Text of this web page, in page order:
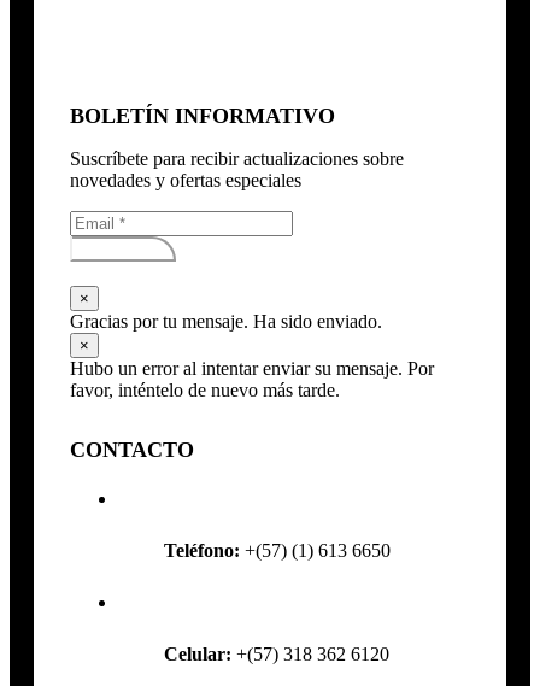
BOLETÍN INFORMATIVO
Suscríbete para recibir actualizaciones sobre
novedades y ofertas especiales
Subscribirse
×
Gracias por tu mensaje. Ha sido enviado.
×
Hubo un error al intentar enviar su mensaje. Por
favor, inténtelo de nuevo más tarde.
CONTACTO
Teléfono: +(57) (1) 613 6650
Celular: +(57) 318 362 6120